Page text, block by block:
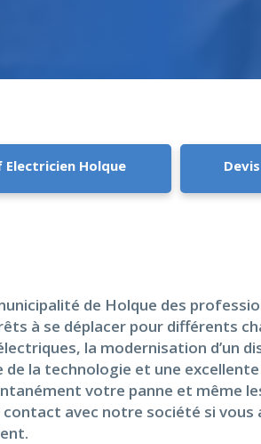
Electricien Holque
de Holque des
à se déplacer pour différents
la modernisation d’un
de la technologie et une
votre panne et même
avec notre société si